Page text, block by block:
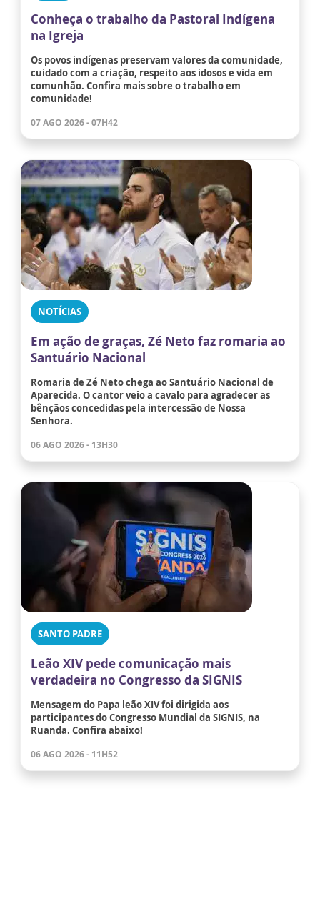
Conheça o trabalho da Pastoral Indígena
na Igreja
Os povos indígenas preservam valores da comunidade,
cuidado com a criação, respeito aos idosos e vida em
comunhão. Confira mais sobre o trabalho em
comunidade!
07 AGO 2026 - 07H42
NOTÍCIAS
Em ação de graças, Zé Neto faz romaria ao
Santuário Nacional
Romaria de Zé Neto chega ao Santuário Nacional de
Aparecida. O cantor veio a cavalo para agradecer as
bênçãos concedidas pela intercessão de Nossa
Senhora.
06 AGO 2026 - 13H30
SANTO PADRE
Leão XIV pede comunicação mais
verdadeira no Congresso da SIGNIS
Mensagem do Papa leão XIV foi dirigida aos
participantes do Congresso Mundial da SIGNIS, na
Ruanda. Confira abaixo!
06 AGO 2026 - 11H52